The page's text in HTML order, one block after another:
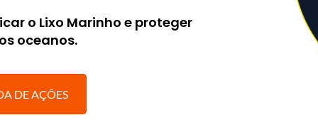
o Lixo Marinho e proteger
oceanos.
DE AÇÕES